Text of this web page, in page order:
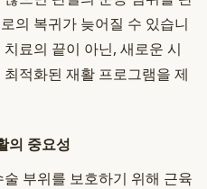
의 복귀가 늦어질 수 있습니
료의 끝이 아닌, 새로운 시
적화된 재활 프로그램을 제
의 중요성
부위를 보호하기 위해 근육